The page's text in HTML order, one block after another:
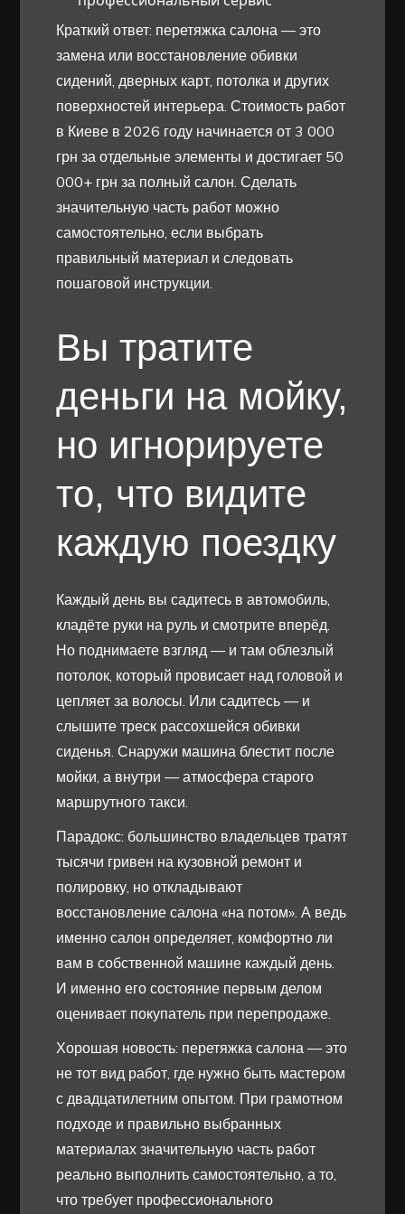
Краткий ответ: перетяжка салона — это
замена или восстановление обивки
сидений, дверных карт, потолка и других
поверхностей интерьера. Стоимость работ
в Киеве в 2026 году начинается от 3 000
грн за отдельные элементы и достигает 50
000+ грн за полный салон. Сделать
значительную часть работ можно
самостоятельно, если выбрать
правильный материал и следовать
пошаговой инструкции.
Вы тратите
деньги на мойку,
но игнорируете
то, что видите
каждую поездку
Каждый день вы садитесь в автомобиль,
кладёте руки на руль и смотрите вперёд.
Но поднимаете взгляд — и там облезлый
потолок, который провисает над головой и
цепляет за волосы. Или садитесь — и
слышите треск рассохшейся обивки
сиденья. Снаружи машина блестит после
мойки, а внутри — атмосфера старого
маршрутного такси.
Парадокс: большинство владельцев тратят
тысячи гривен на кузовной ремонт и
полировку, но откладывают
восстановление салона «на потом». А ведь
именно салон определяет, комфортно ли
вам в собственной машине каждый день.
И именно его состояние первым делом
оценивает покупатель при перепродаже.
Хорошая новость: перетяжка салона — это
не тот вид работ, где нужно быть мастером
с двадцатилетним опытом. При грамотном
подходе и правильно выбранных
материалах значительную часть работ
реально выполнить самостоятельно, а то,
что требует профессионального